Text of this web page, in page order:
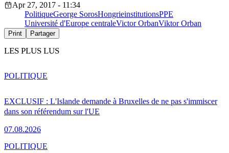
Apr 27, 2017 - 11:34
PolitiqueGeorge SorosHongrieinstitutionsPPE
Université d'Europe centraleVictor OrbanViktor Orban
Print Partager
LES PLUS LUS
EXCLUSIF : L'Islande demande à Bruxelles de ne pas s'immiscer
dans son référendum sur l'UE
07.08.2026
POLITIQUE
POLITIQUE